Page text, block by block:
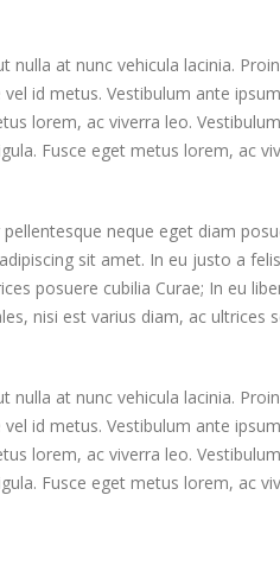
at nunc vehicula lacinia.
id metus. Vestibulum ante
lorem, ac viverra leo.
Fusce eget metus lorem, ac
neque eget diam
sit amet. In eu justo a
posuere cubilia Curae; In eu
nisi est varius diam, ac ultrices
at nunc vehicula lacinia.
id metus. Vestibulum ante
lorem, ac viverra leo.
Fusce eget metus lorem, ac